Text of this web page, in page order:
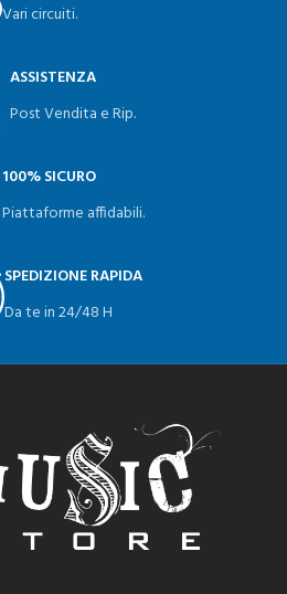
Vari circuiti.
ASSISTENZA
Post Vendita e Rip.
100% SICURO
Piattaforme affidabili.
SPEDIZIONE RAPIDA
Da te in 24/48 H